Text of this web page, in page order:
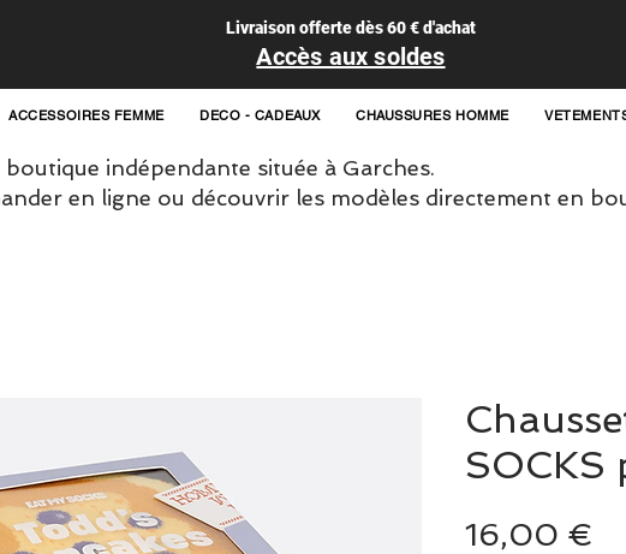
Livraison offerte dès 60 € d'achat
Accès aux soldes
ACCESSOIRES FEMME DECO - CADEAUX CHAUSSURES HOMME
boutique indépendante située à Garches.
en ligne ou découvrir les modèles directement en
SOCKS
16,00 €